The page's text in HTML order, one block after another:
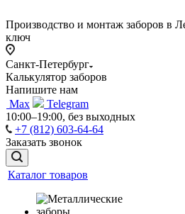
Производство и монтаж заборов в
ключ
Санкт-Петербург
Калькулятор заборов
Напишите нам
Max
Telegram
10:00–19:00, без выходных
+7 (812) 603-64-64
Заказать звонок
Каталог товаров